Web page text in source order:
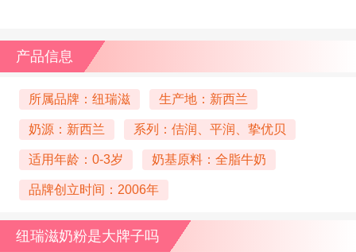
产品信息
所属品牌：纽瑞滋 生产地：新西兰
奶源：新西兰 系列：佶润、平润、挚优贝
适用年龄：0-3岁 奶基原料：全脂牛奶
品牌创立时间：2006年
纽瑞滋奶粉是大牌子吗